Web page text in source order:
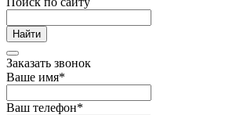
Заказать звонок
Ваше имя*
Ваш телефон*